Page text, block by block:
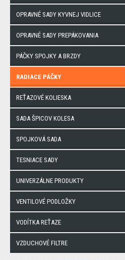
OPRAVNÉ SADY KYVNEJ VIDLICE
OPRAVNÉ SADY PREPÁKOVANIA
PÁČKY SPOJKY A BRZDY
RADIACE PÁČKY
REŤAZOVÉ KOLIESKA
SADA ŠPICOV KOLESA
SPOJKOVÁ SADA
TESNIACE SADY
UNIVERZÁLNE PRODUKTY
VENTILOVÉ PODLOŽKY
VODÍTKA REŤAZE
VZDUCHOVÉ FILTRE